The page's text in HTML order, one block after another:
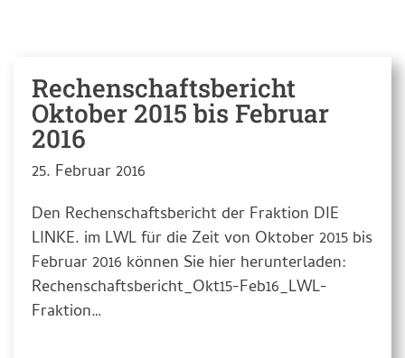
Rechenschaftsbericht
Oktober 2015 bis Februar
2016
25. Februar 2016
Den Rechenschaftsbericht der Fraktion DIE
LINKE. im LWL für die Zeit von Oktober 2015 bis
Februar 2016 können Sie hier herunterladen:
Rechenschaftsbericht_Okt15-Feb16_LWL-
Fraktion…